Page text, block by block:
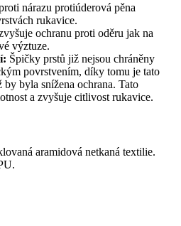
nárazu protiúderová pěna
rukavice.
ochranu proti oděru jak na
výztuze.
Špičky prstů již nejsou chráněny
povrstvením, díky tomu je tato
byla snížena ochrana. Tato
a zvyšuje citlivost rukavice.
aramidová netkaná textilie.